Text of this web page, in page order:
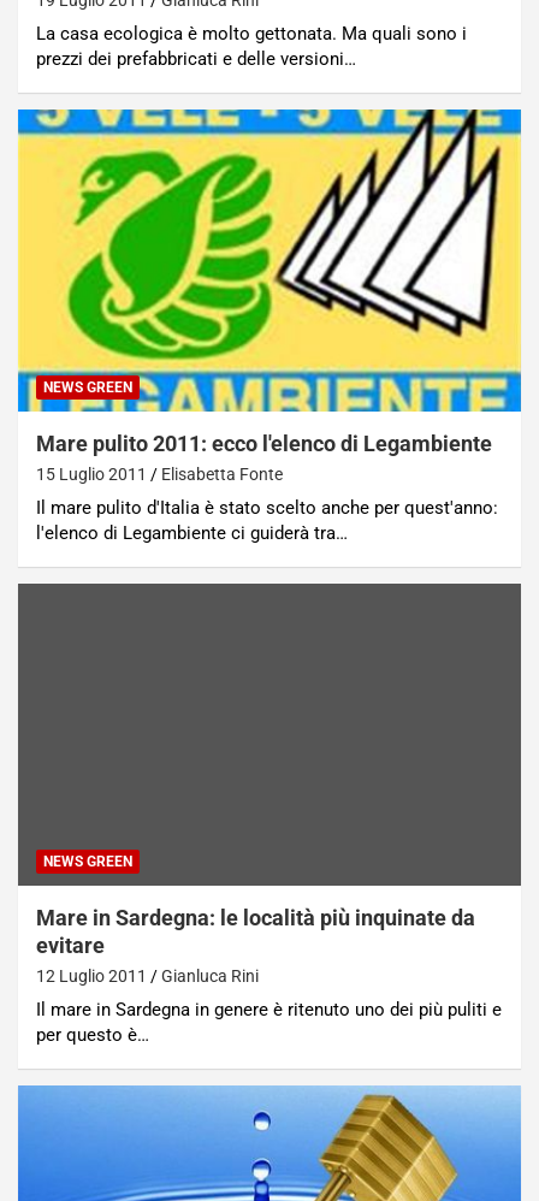
La casa ecologica è molto gettonata. Ma quali sono i
prezzi dei prefabbricati e delle versioni…
NEWS GREEN
Mare pulito 2011: ecco l'elenco di Legambiente
15 Luglio 2011 Elisabetta Fonte
Il mare pulito d'Italia è stato scelto anche per quest'anno:
l'elenco di Legambiente ci guiderà tra…
NEWS GREEN
Mare in Sardegna: le località più inquinate da
evitare
12 Luglio 2011 Gianluca Rini
Il mare in Sardegna in genere è ritenuto uno dei più puliti e
per questo è…